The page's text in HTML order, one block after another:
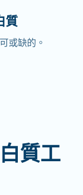
質
或缺的。
質工